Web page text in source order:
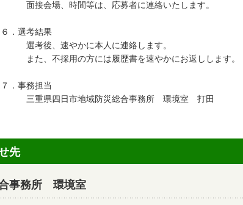
面接会場、時間等は、応募者に連絡いたします。
６．選考結果
選考後、速やかに本人に連絡します。
また、不採用の方には履歴書を速やかにお返しします。
７．事務担当
三重県四日市地域防災総合事務所 環境室 打田
先
事務所 環境室